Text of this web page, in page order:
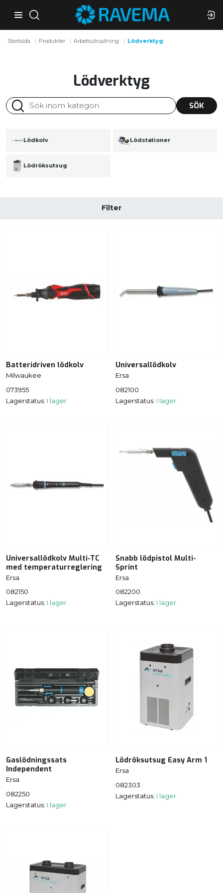
Startsida Produkter Arbetsutrustning Lödverktyg
Lödverktyg
SÖK
Lödkolv Lödstationer
Lödröksutsug
Filter
Batteridriven lödkolv
Milwaukee
073955
Lagerstatus: I lager
Universallödkolv
Ersa
082100
Lagerstatus: I lager
Universallödkolv Multi-TC
med temperaturreglering
Ersa
082150
Lagerstatus: I lager
Snabb lödpistol Multi-
Sprint
Ersa
082200
Lagerstatus: I lager
Gaslödningssats
Independent
Ersa
082250
Lagerstatus: I lager
Lödröksutsug Easy Arm 1
Ersa
082303
Lagerstatus: I lager